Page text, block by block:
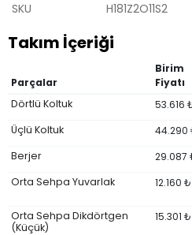
SKU
H181Z2O11S2
Takım İçeriği
Parçalar
Birim
Fiyatı
Dörtlü Koltuk
53.616
Üçlü Koltuk
44.290
Berjer
29.087
Orta Sehpa Yuvarlak
12.160 ₺
Orta Sehpa Dikdörtgen
(Küçük)
15.301 ₺